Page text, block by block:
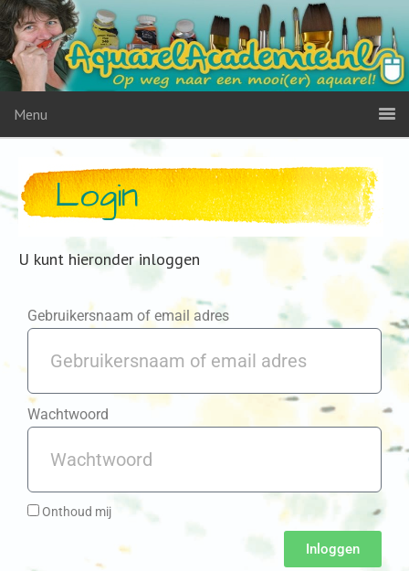
Menu
Login
U kunt hieronder inloggen
Gebruikersnaam of email adres
Wachtwoord
Onthoud mij
Inloggen